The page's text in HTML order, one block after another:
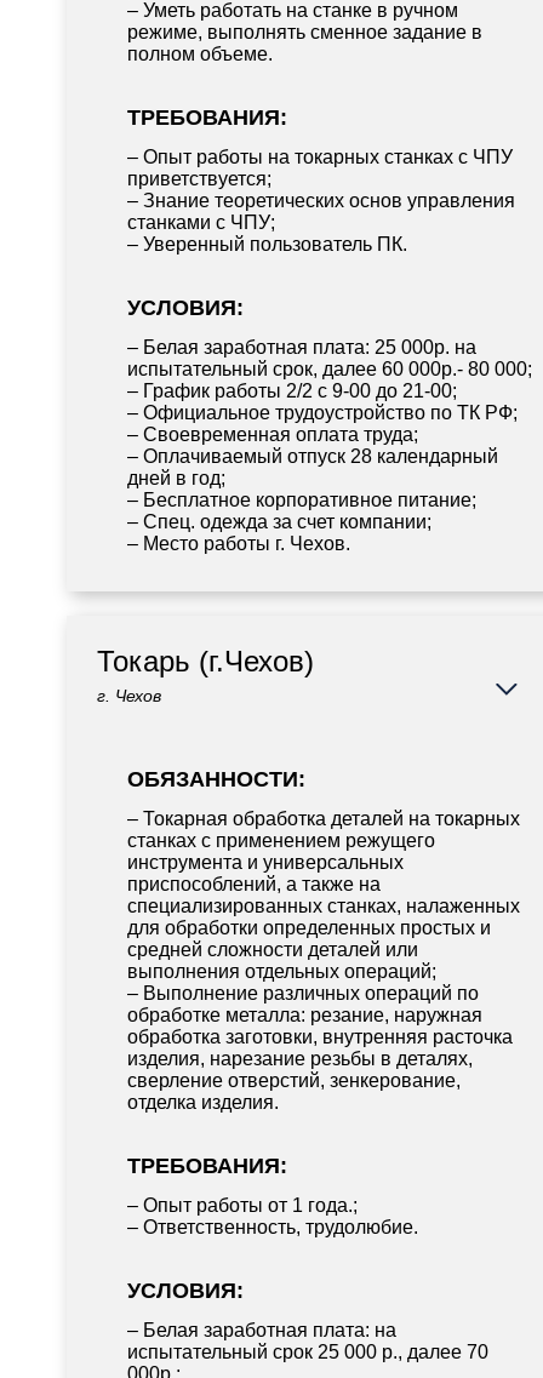
– Уметь работать на станке в ручном
режиме, выполнять сменное задание в
полном объеме.
ТРЕБОВАНИЯ:
– Опыт работы на токарных станках с ЧПУ
приветствуется;
– Знание теоретических основ управления
станками с ЧПУ;
– Уверенный пользователь ПК.
УСЛОВИЯ:
– Белая заработная плата: 25 000р. на
испытательный срок, далее 60 000р.- 80 000;
– График работы 2/2 с 9-00 до 21-00;
– Официальное трудоустройство по ТК РФ;
– Своевременная оплата труда;
– Оплачиваемый отпуск 28 календарный
дней в год;
– Бесплатное корпоративное питание;
– Спец. одежда за счет компании;
– Место работы г. Чехов.
Токарь (г.Чехов)
г. Чехов
ОБЯЗАННОСТИ:
– Токарная обработка деталей на токарных
станках с применением режущего
инструмента и универсальных
приспособлений, а также на
специализированных станках, налаженных
для обработки определенных простых и
средней сложности деталей или
выполнения отдельных операций;
– Выполнение различных операций по
обработке металла: резание, наружная
обработка заготовки, внутренняя расточка
изделия, нарезание резьбы в деталях,
сверление отверстий, зенкерование,
отделка изделия.
ТРЕБОВАНИЯ:
– Опыт работы от 1 года.;
– Ответственность, трудолюбие.
УСЛОВИЯ:
– Белая заработная плата: на
испытательный срок 25 000 р., далее 70
000р.;